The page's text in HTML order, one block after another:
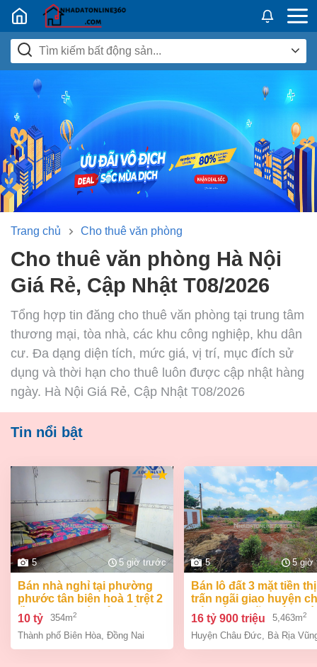
Nhadatban24h.vn
Trang chủ Cho thuê văn phòng
Cho thuê văn phòng Hà Nội
Giá Rẻ, Cập Nhật T08/2026
Tổng hợp tin đăng cho thuê văn phòng tại trung tâm
thương mại, tòa nhà, các khu công nghiệp, khu dân
cư. Đa dạng diện tích, mức giá, vị trí, mục đích sử
dụng và thời hạn cho thuê luôn được cập nhật hàng
ngày. Hà Nội Giá Rẻ, Cập Nhật T08/2026
Tin nổi bật
5 5 giờ trước
bán nhà nghỉ tại phường
phước tân biên hoà 1 trệt 2
lầu 354m2 giá chỉ 10 tỷ
10 tỷ 354m2
Thành phố Biên Hòa Đồng Nai
5 5 giờ
bán lô đất 3 mặt tiền thị
trấn ngãi giao huyện
đức bà rịa vũng tàu giá
tỷ 9
16 tỷ 900 triệu 5,463m2
Huyện Châu Đức Bà Rịa